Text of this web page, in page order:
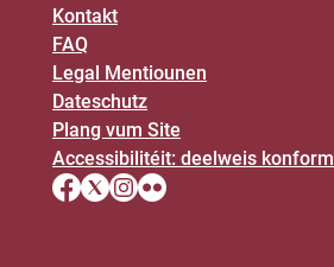
Kontakt
FAQ
Legal Mentiounen
Dateschutz
Plang vum Site
Accessibilitéit: deelweis konform